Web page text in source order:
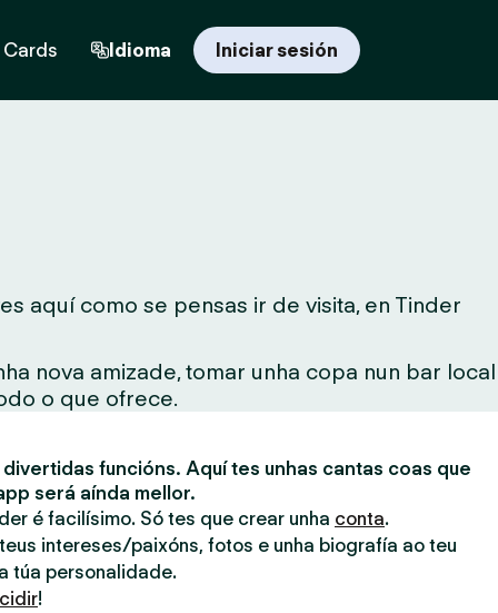
Idioma Iniciar sesión
aquí como se pensas ir de visita, en Tinder
nova amizade, tomar unha copa nun bar local
o que ofrece.
funcións. Aquí tes unhas cantas coas que
será aínda mellor.
é facilísimo. Só tes que crear unha conta.
intereses/paixóns, fotos e unha biografía ao teu
túa personalidade.
!